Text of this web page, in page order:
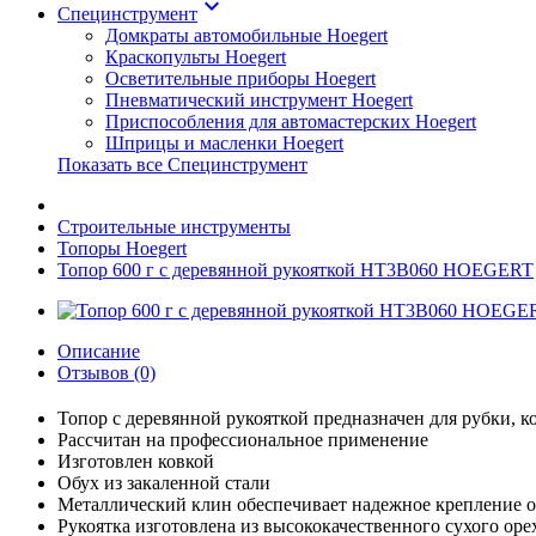
Специнструмент keyboard_arrow_down
Домкраты автомобильные Hoegert
Краскопульты Hoegert
Осветительные приборы Hoegert
Пневматический инструмент Hoegert
Приспособления для автомастерских Hoegert
Шприцы и масленки Hoegert
Показать все Специнструмент
Строительные инструменты
Топоры Hoegert
Топор 600 г с деревянной рукояткой HT3B060 HOEGERT
Описание
Отзывов (0)
Топор с деревянной рукояткой предназначен для рубки,
Рассчитан на профессиональное применение
Изготовлен ковкой
Обух из закаленной стали
Металлический клин обеспечивает надежное крепление
Рукоятка изготовлена из высококачественного сухого